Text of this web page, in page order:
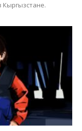
Кыргызстане.